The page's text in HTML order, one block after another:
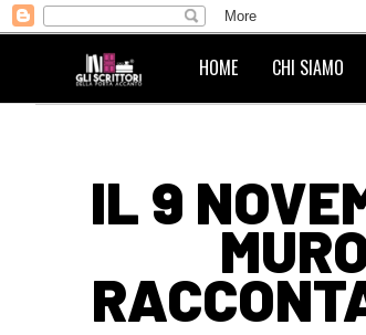
HOME CHI SIAMO
IL 9